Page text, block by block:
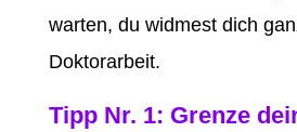
warten, du widmest dich
Doktorarbeit.
Tipp Nr. 1: Grenze